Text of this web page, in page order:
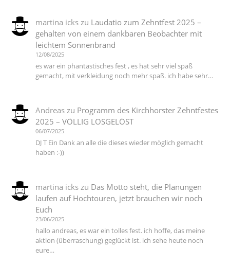
martina ickszu Laudatio zum Zehntfest 2025 –
gehalten von einem dankbaren Beobachter mit
leichtem Sonnenbrand
12/08/2025
es war ein phantastisches fest , es hat sehr viel spaß
gemacht, mit verkleidung noch mehr spaß. ich habe sehr…
Andreaszu Programm des Kirchhorster Zehntfestes
2025 – VÖLLIG LOSGELÖST
06/07/2025
DJ T Ein Dank an alle die dieses wieder möglich gemacht
haben :-))
martina ickszu Das Motto steht, die Planungen
laufen auf Hochtouren, jetzt brauchen wir noch
Euch
23/06/2025
hallo andreas, es war ein tolles fest. ich hoffe, das meine
aktion (überraschung) geglückt ist. ich sehe heute noch
eure…